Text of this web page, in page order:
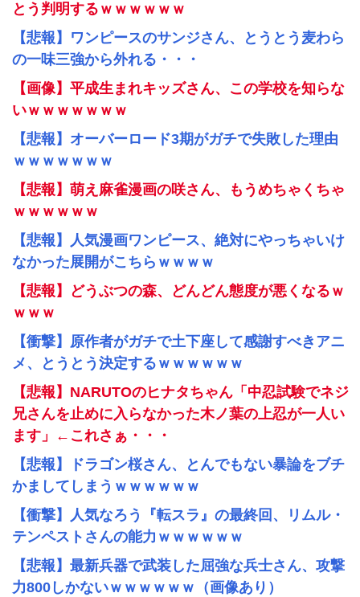
とう判明するｗｗｗｗｗｗ
【悲報】ワンピースのサンジさん、とうとう麦わら
の一味三強から外れる・・・
【画像】平成生まれキッズさん、この学校を知らな
いｗｗｗｗｗｗｗ
【悲報】オーバーロード3期がガチで失敗した理由
ｗｗｗｗｗｗｗ
【悲報】萌え麻雀漫画の咲さん、もうめちゃくちゃ
ｗｗｗｗｗｗ
【悲報】人気漫画ワンピース、絶対にやっちゃいけ
なかった展開がこちらｗｗｗｗ
【悲報】どうぶつの森、どんどん態度が悪くなるｗ
ｗｗｗ
【衝撃】原作者がガチで土下座して感謝すべきアニ
メ、とうとう決定するｗｗｗｗｗｗ
【悲報】NARUTOのヒナタちゃん「中忍試験でネジ
兄さんを止めに入らなかった木ノ葉の上忍が一人い
ます」←これさぁ・・・
【悲報】ドラゴン桜さん、とんでもない暴論をブチ
かましてしまうｗｗｗｗｗｗ
【衝撃】人気なろう『転スラ』の最終回、リムル・
テンペストさんの能力ｗｗｗｗｗｗ
【悲報】最新兵器で武装した屈強な兵士さん、攻撃
力800しかないｗｗｗｗｗｗ（画像あり）